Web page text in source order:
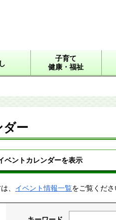
子育て
健康・福祉
ダー
ベントカレンダーを表示
、 イベント情報一覧をご覧くだ